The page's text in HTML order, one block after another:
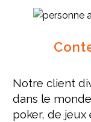
Notre client
dans le
poker, de